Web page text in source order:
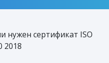
нужен сертификат ISO
2018